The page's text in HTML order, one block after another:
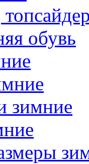
обувь
зимние